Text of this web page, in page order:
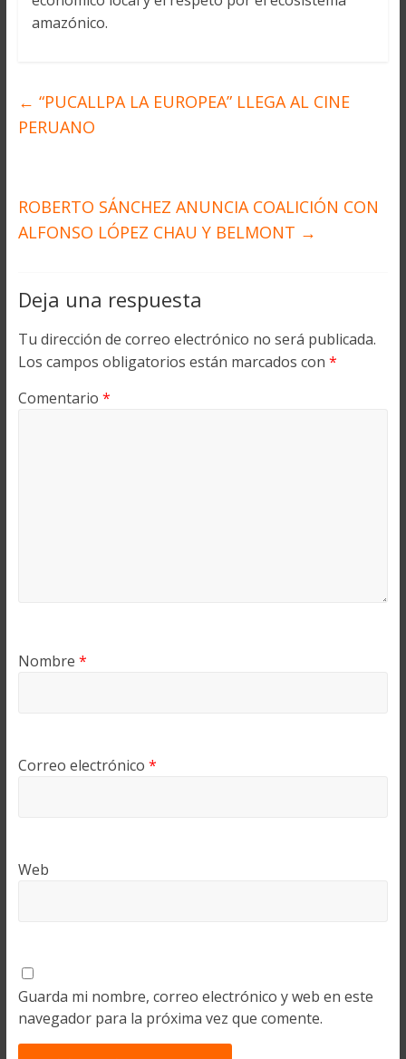
amazónico.
← “PUCALLPA LA EUROPEA” LLEGA AL CINE
PERUANO
ROBERTO SÁNCHEZ ANUNCIA COALICIÓN CON
ALFONSO LÓPEZ CHAU Y BELMONT →
Deja una respuesta
Tu dirección de correo electrónico no será publicada.
Los campos obligatorios están marcados con *
Comentario *
Nombre *
Correo electrónico *
Web
Guarda mi nombre, correo electrónico y web en este
navegador para la próxima vez que comente.